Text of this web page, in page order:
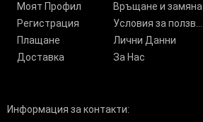
Моят Профил
Регистрация
Плащане
Доставка
Връщане и замяна
Условия за ползване
Лични Данни
За Нас
Информация за контакти: